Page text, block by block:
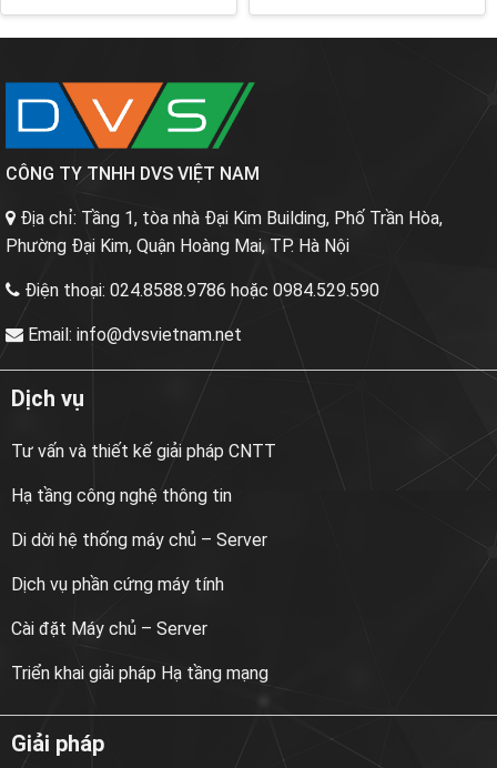
CÔNG TY TNHH DVS VIỆT NAM
Địa chỉ: Tầng 1, tòa nhà Đại Kim Building, Phố Trần Hòa,
Phường Đại Kim, Quận Hoàng Mai, TP. Hà Nội
Điện thoại: 024.8588.9786 hoặc 0984.529.590
Email: info@dvsvietnam.net
Dịch vụ
Tư vấn và thiết kế giải pháp CNTT
Hạ tầng công nghệ thông tin
Di dời hệ thống máy chủ – Server
Dịch vụ phần cứng máy tính
Cài đặt Máy chủ – Server
Triển khai giải pháp Hạ tầng mạng
Giải pháp